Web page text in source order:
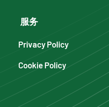
服务
Privacy Policy
Cookie Policy